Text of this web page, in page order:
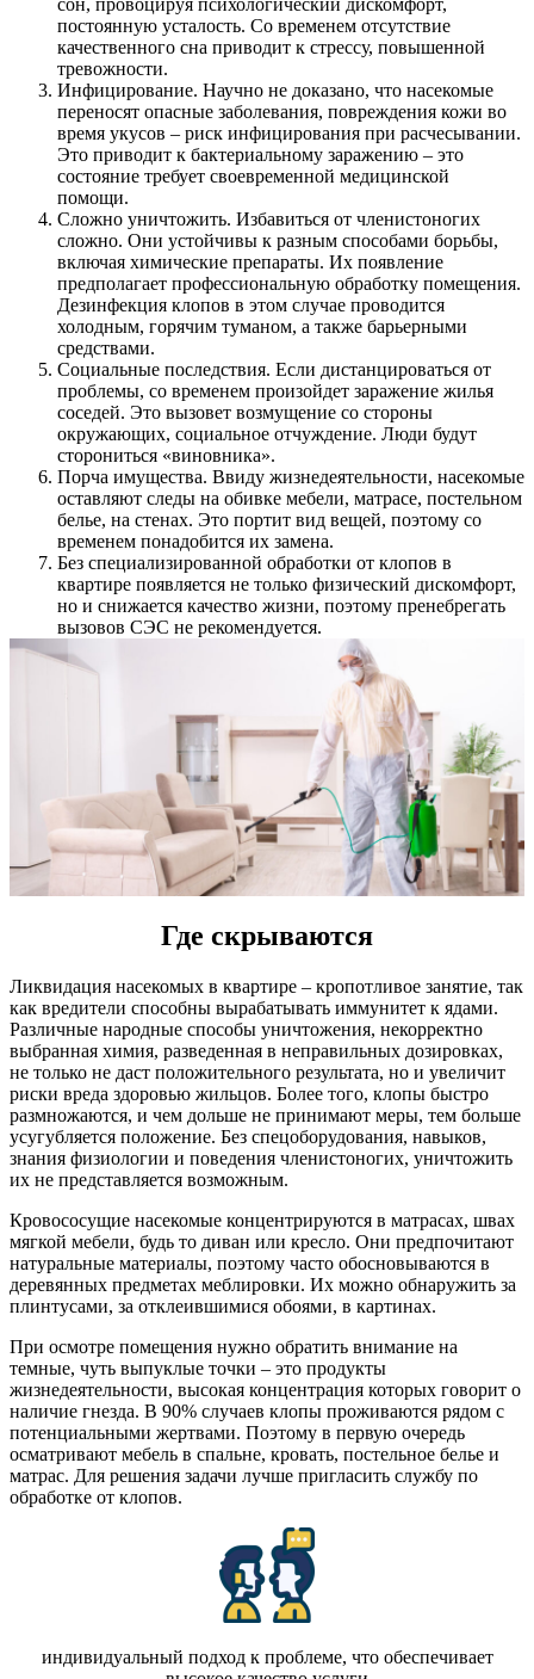
постоянную усталость. Со временем отсутствие
качественного сна приводит к стрессу, повышенной
тревожности.
Инфицирование. Научно не доказано, что насекомые
переносят опасные заболевания, повреждения кожи во
время укусов – риск инфицирования при расчесывании.
Это приводит к бактериальному заражению – это
состояние требует своевременной медицинской
помощи.
Сложно уничтожить. Избавиться от членистоногих
сложно. Они устойчивы к разным способами борьбы,
включая химические препараты. Их появление
предполагает профессиональную обработку помещения.
Дезинфекция клопов в этом случае проводится
холодным, горячим туманом, а также барьерными
средствами.
Социальные последствия. Если дистанцироваться от
проблемы, со временем произойдет заражение жилья
соседей. Это вызовет возмущение со стороны
окружающих, социальное отчуждение. Люди будут
сторониться «виновника».
Порча имущества. Ввиду жизнедеятельности, насекомые
оставляют следы на обивке мебели, матрасе, постельном
белье, на стенах. Это портит вид вещей, поэтому со
временем понадобится их замена.
Без специализированной обработки от клопов в
квартире появляется не только физический дискомфорт,
но и снижается качество жизни, поэтому пренебрегать
вызовов СЭС не рекомендуется.
Где скрываются
Ликвидация насекомых в квартире – кропотливое занятие, так
как вредители способны вырабатывать иммунитет к ядами.
Различные народные способы уничтожения, некорректно
выбранная химия, разведенная в неправильных дозировках,
не только не даст положительного результата, но и увеличит
риски вреда здоровью жильцов. Более того, клопы быстро
размножаются, и чем дольше не принимают меры, тем больше
усугубляется положение. Без спецоборудования, навыков,
знания физиологии и поведения членистоногих, уничтожить
их не представляется возможным.
Кровососущие насекомые концентрируются в матрасах, швах
мягкой мебели, будь то диван или кресло. Они предпочитают
натуральные материалы, поэтому часто обосновываются в
деревянных предметах меблировки. Их можно обнаружить за
плинтусами, за отклеившимися обоями, в картинах.
При осмотре помещения нужно обратить внимание на
темные, чуть выпуклые точки – это продукты
жизнедеятельности, высокая концентрация которых говорит о
наличие гнезда. В 90% случаев клопы проживаются рядом с
потенциальными жертвами. Поэтому в первую очередь
осматривают мебель в спальне, кровать, постельное белье и
матрас. Для решения задачи лучше пригласить службу по
обработке от клопов.
индивидуальный подход к проблеме, что обеспечивает